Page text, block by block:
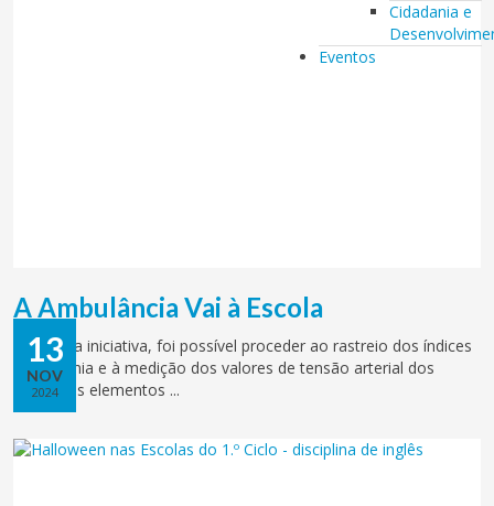
Cidadania e
Eventos
13
NOV
2024
A Ambulância Vai à Escola
Com esta iniciativa, foi possível proceder ao rastreio dos índices
de glicemia e à medição dos valores de tensão arterial dos
diferentes elementos ...